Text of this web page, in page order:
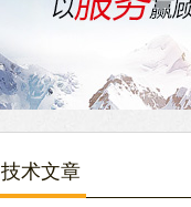
技术文章